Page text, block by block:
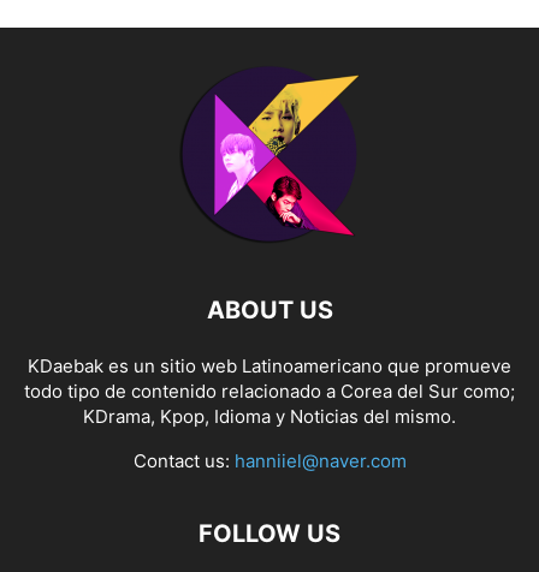
ABOUT US
KDaebak es un sitio web Latinoamericano que promueve
todo tipo de contenido relacionado a Corea del Sur como;
KDrama, Kpop, Idioma y Noticias del mismo.
Contact us: hanniiel@naver.com
FOLLOW US